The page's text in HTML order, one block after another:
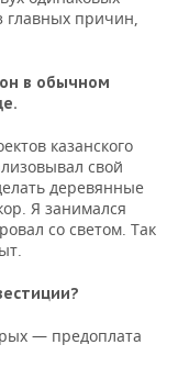
главных причин,
в обычном
казанского
свой
деревянные
Я занимался
со светом. Так
— предоплата